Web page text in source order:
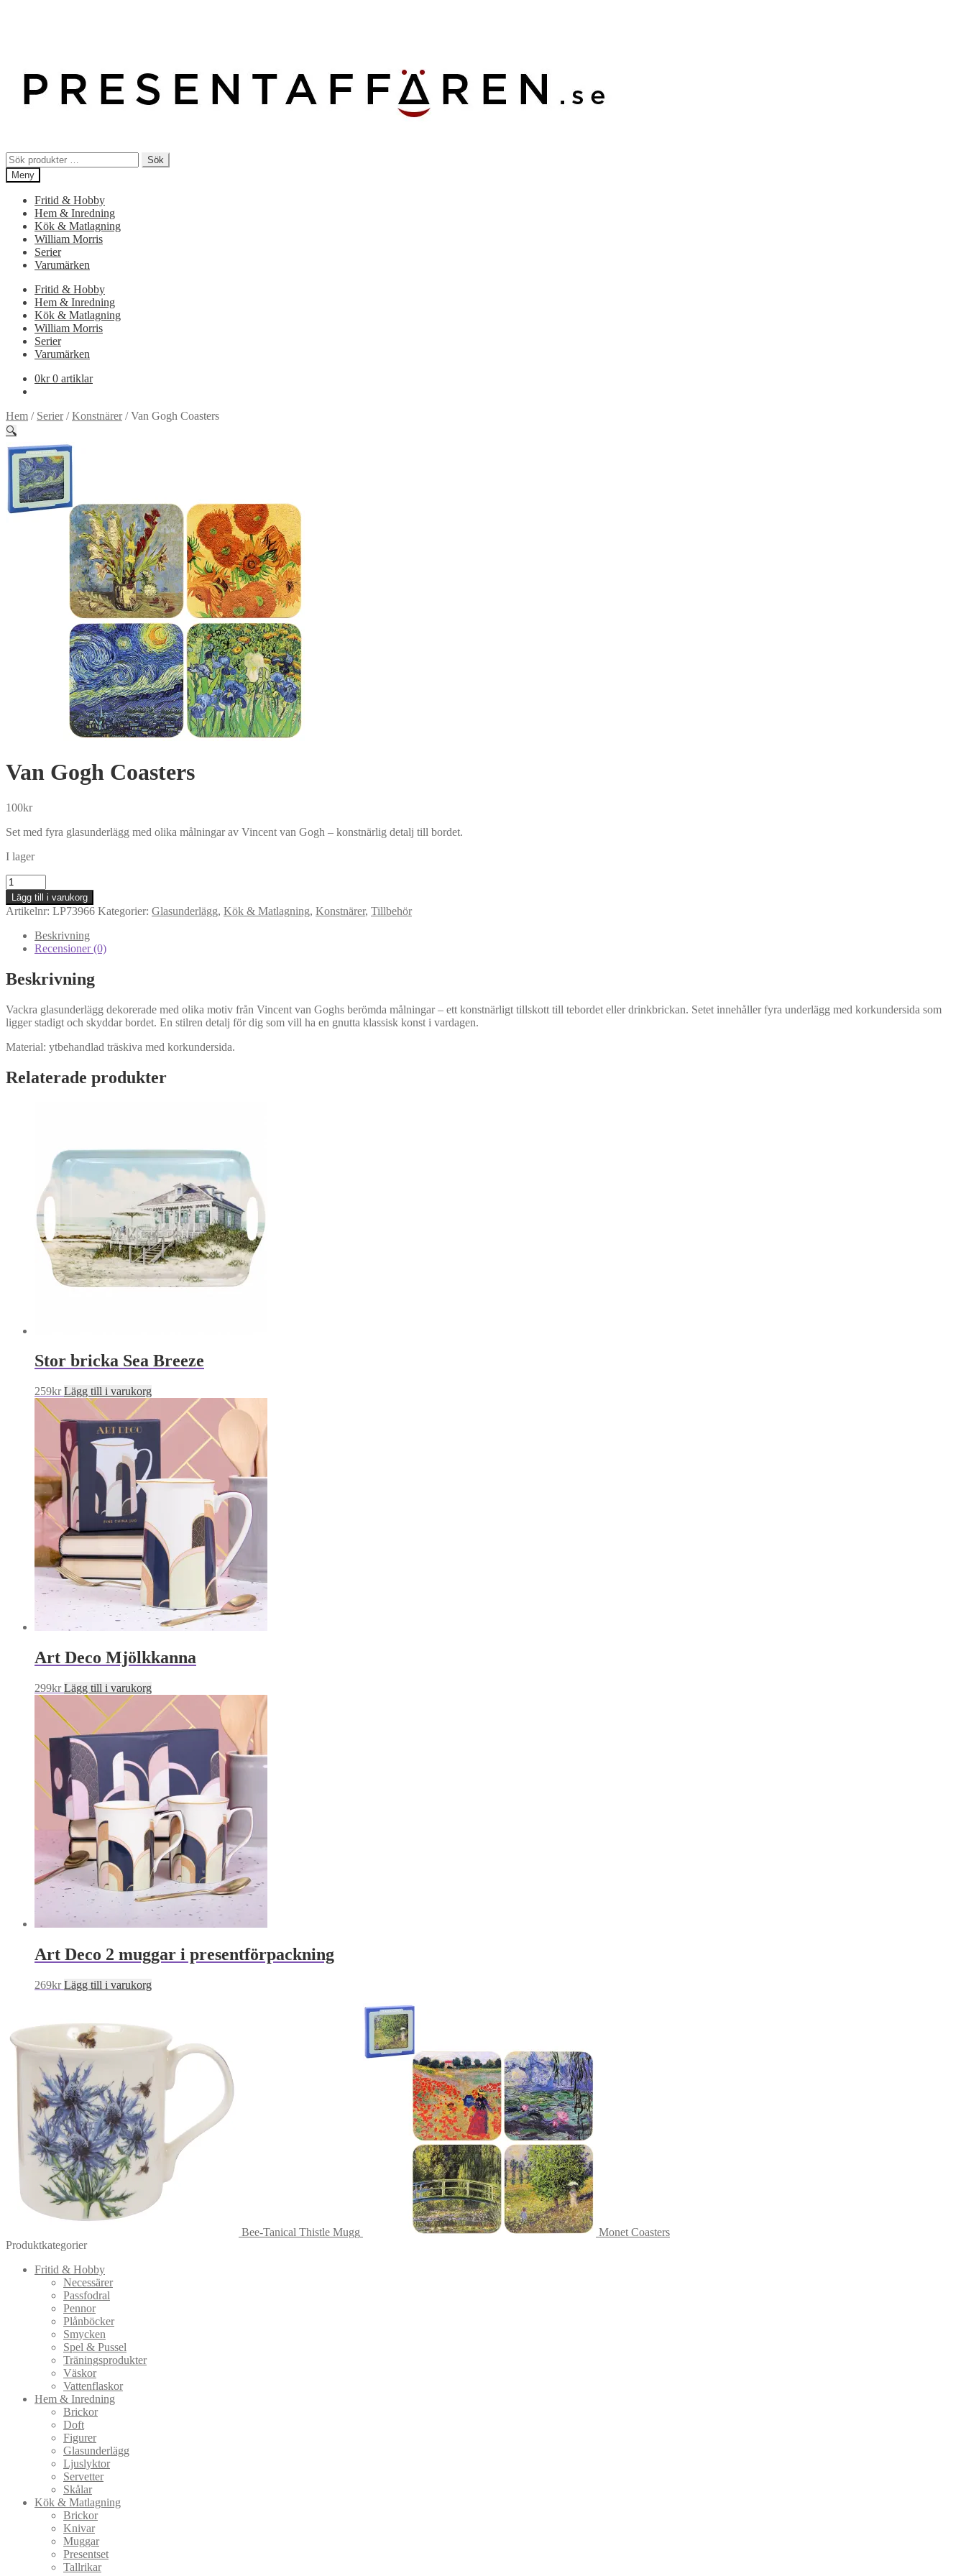
Sök
efter:
Sök
Meny
Fritid & Hobby
Hem & Inredning
Kök & Matlagning
William Morris
Serier
Varumärken
Fritid & Hobby
Hem & Inredning
Kök & Matlagning
William Morris
Serier
Varumärken
0kr 0 artiklar
Hem / Serier/Konstnärer/Van Gogh Coasters
🔍
Van Gogh Coasters
100kr
Set med fyra glasunderlägg med olika målningar av Vincent van Gogh – konstnärlig detalj till bordet.
I lager
Van
Gogh
Coasters
mängd
Lägg till i varukorg
Artikelnr: LP73966 Kategorier: Glasunderlägg, Kök & Matlagning, Konstnärer, Tillbehör
Beskrivning
Recensioner (0)
Beskrivning
Vackra glasunderlägg dekorerade med olika motiv från Vincent van Goghs berömda målningar – ett konstnärligt tillskott till tebordet eller drinkbrickan. Setet innehåller fyra underlägg med korkundersida som
ligger stadigt och skyddar bordet. En stilren detalj för dig som vill ha en gnutta klassisk konst i vardagen.
Material: ytbehandlad träskiva med korkundersida.
Relaterade produkter
Stor bricka Sea Breeze
259kr Lägg till i varukorg
Art Deco Mjölkkanna
299kr Lägg till i varukorg
Art Deco 2 muggar i presentförpackning
269kr Lägg till i varukorg
Bee-Tanical Thistle Mugg
Monet Coasters
Produktkategorier
Fritid & Hobby
Necessärer
Passfodral
Pennor
Plånböcker
Smycken
Spel & Pussel
Träningsprodukter
Väskor
Vattenflaskor
Hem & Inredning
Brickor
Doft
Figurer
Glasunderlägg
Ljuslyktor
Servetter
Skålar
Kök & Matlagning
Brickor
Knivar
Muggar
Presentset
Tallrikar